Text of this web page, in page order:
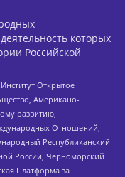
которых
Российской
Открытое
Американо-
развитию,
Отношений,
Республиканский
России, Черноморский
Платформа за